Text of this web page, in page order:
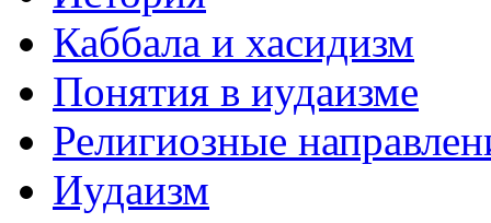
Каббала и хасидизм
Понятия в иудаизме
Религиозные
Иудаизм